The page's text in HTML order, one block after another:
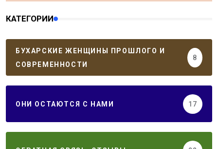
КАТЕГОРИИ
БУХАРСКИЕ ЖЕНЩИНЫ ПРОШЛОГО И
СОВРЕМЕННОСТИ
8
ОНИ ОСТАЮТСЯ С НАМИ 17